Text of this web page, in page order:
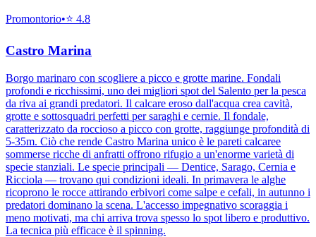
Promontorio•⭐ 4.8
Castro Marina
Borgo marinaro con scogliere a picco e grotte marine. Fondali
profondi e ricchissimi, uno dei migliori spot del Salento per la pesca
da riva ai grandi predatori. Il calcare eroso dall'acqua crea cavità,
grotte e sottosquadri perfetti per saraghi e cernie. Il fondale,
caratterizzato da roccioso a picco con grotte, raggiunge profondità di
5-35m. Ciò che rende Castro Marina unico è le pareti calcaree
sommerse ricche di anfratti offrono rifugio a un'enorme varietà di
specie stanziali. Le specie principali — Dentice, Sarago, Cernia e
Ricciola — trovano qui condizioni ideali. In primavera le alghe
ricoprono le rocce attirando erbivori come salpe e cefali, in autunno i
predatori dominano la scena. L'accesso impegnativo scoraggia i
meno motivati, ma chi arriva trova spesso lo spot libero e produttivo.
La tecnica più efficace è il spinning.